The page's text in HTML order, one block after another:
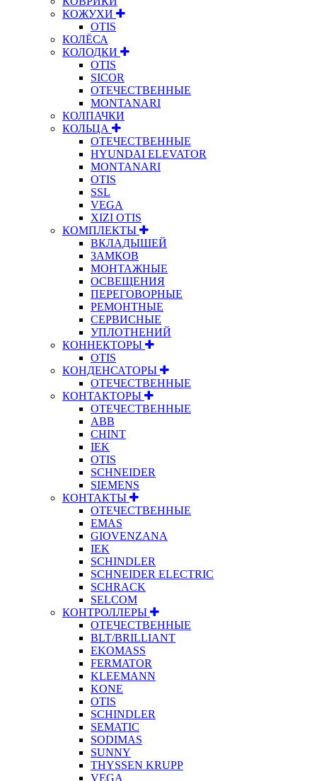
КОЖУХИ
OTIS
КОЛЁСА
КОЛОДКИ
OTIS
SICOR
ОТЕЧЕСТВЕННЫЕ
MONTANARI
КОЛПАЧКИ
КОЛЬЦА
ОТЕЧЕСТВЕННЫЕ
HYUNDAI ELEVATOR
MONTANARI
OTIS
SSL
VEGA
XIZI OTIS
КОМПЛЕКТЫ
ВКЛАДЫШЕЙ
ЗАМКОВ
МОНТАЖНЫЕ
ОСВЕЩЕНИЯ
ПЕРЕГОВОРНЫЕ
РЕМОНТНЫЕ
СЕРВИСНЫЕ
УПЛОТНЕНИЙ
КОННЕКТОРЫ
OTIS
КОНДЕНСАТОРЫ
ОТЕЧЕСТВЕННЫЕ
КОНТАКТОРЫ
ОТЕЧЕСТВЕННЫЕ
ABB
CHINT
IEK
OTIS
SCHNEIDER
SIEMENS
КОНТАКТЫ
ОТЕЧЕСТВЕННЫЕ
EMAS
GIOVENZANA
IEK
SCHINDLER
SCHNEIDER ELECTRIC
SCHRACK
SELCOM
КОНТРОЛЛЕРЫ
ОТЕЧЕСТВЕННЫЕ
BLT/BRILLIANT
EKOMASS
FERMATOR
KLEEMANN
KONE
OTIS
SCHINDLER
SEMATIC
SODIMAS
SUNNY
THYSSEN KRUPP
VEGA